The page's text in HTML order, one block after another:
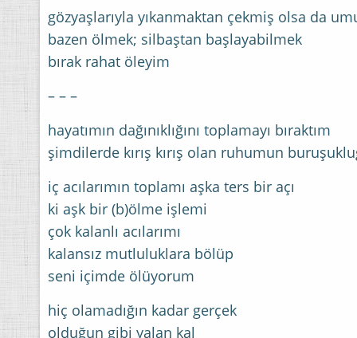
gözyaşlarıyla yıkanmaktan çekmiş olsa da
bazen ölmek; silbaştan başlayabilmek
bırak rahat öleyim
– – –
hayatımın dağınıklığını toplamayı bıraktım
şimdilerde kırış kırış olan ruhumun
iç acılarımın toplamı aşka ters bir açı
ki aşk bir (b)ölme işlemi
çok kalanlı acılarımı
kalansız mutluluklara bölüp
seni içimde ölüyorum
hiç olamadığın kadar gerçek
olduğun gibi yalan kal